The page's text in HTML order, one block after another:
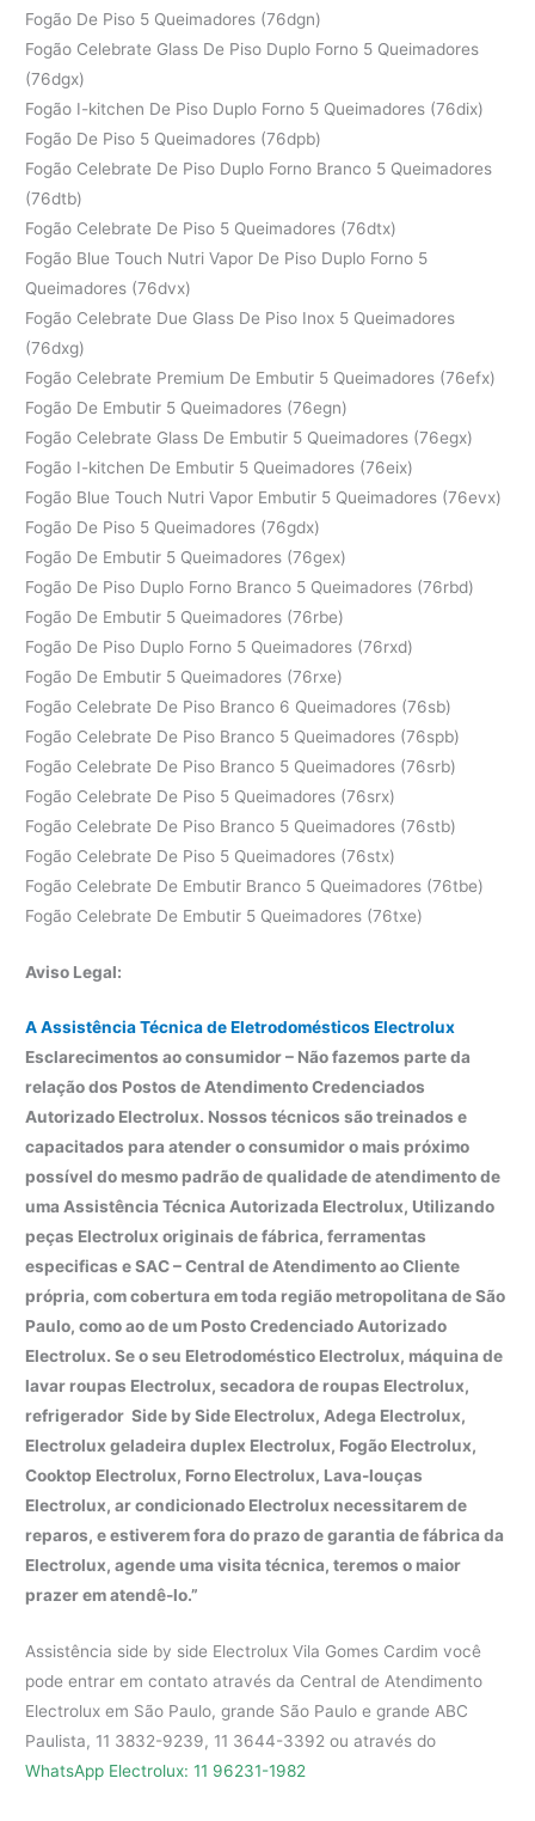
Fogão De Piso 5 Queimadores (76dgn)
Fogão Celebrate Glass De Piso Duplo Forno 5 Queimadores
(76dgx)
Fogão I-kitchen De Piso Duplo Forno 5 Queimadores (76dix)
Fogão De Piso 5 Queimadores (76dpb)
Fogão Celebrate De Piso Duplo Forno Branco 5 Queimadores
(76dtb)
Fogão Celebrate De Piso 5 Queimadores (76dtx)
Fogão Blue Touch Nutri Vapor De Piso Duplo Forno 5
Queimadores (76dvx)
Fogão Celebrate Due Glass De Piso Inox 5 Queimadores
(76dxg)
Fogão Celebrate Premium De Embutir 5 Queimadores (76efx)
Fogão De Embutir 5 Queimadores (76egn)
Fogão Celebrate Glass De Embutir 5 Queimadores (76egx)
Fogão I-kitchen De Embutir 5 Queimadores (76eix)
Fogão Blue Touch Nutri Vapor Embutir 5 Queimadores (76evx)
Fogão De Piso 5 Queimadores (76gdx)
Fogão De Embutir 5 Queimadores (76gex)
Fogão De Piso Duplo Forno Branco 5 Queimadores (76rbd)
Fogão De Embutir 5 Queimadores (76rbe)
Fogão De Piso Duplo Forno 5 Queimadores (76rxd)
Fogão De Embutir 5 Queimadores (76rxe)
Fogão Celebrate De Piso Branco 6 Queimadores (76sb)
Fogão Celebrate De Piso Branco 5 Queimadores (76spb)
Fogão Celebrate De Piso Branco 5 Queimadores (76srb)
Fogão Celebrate De Piso 5 Queimadores (76srx)
Fogão Celebrate De Piso Branco 5 Queimadores (76stb)
Fogão Celebrate De Piso 5 Queimadores (76stx)
Fogão Celebrate De Embutir Branco 5 Queimadores (76tbe)
Fogão Celebrate De Embutir 5 Queimadores (76txe)
Aviso Legal:
A Assistência Técnica de Eletrodomésticos Electrolux
Esclarecimentos ao consumidor – Não fazemos parte da
relação dos Postos de Atendimento Credenciados
Autorizado Electrolux. Nossos técnicos são treinados e
capacitados para atender o consumidor o mais próximo
possível do mesmo padrão de qualidade de atendimento de
uma Assistência Técnica Autorizada Electrolux, Utilizando
peças Electrolux originais de fábrica, ferramentas
especificas e SAC – Central de Atendimento ao Cliente
própria, com cobertura em toda região metropolitana de São
Paulo, como ao de um Posto Credenciado Autorizado
Electrolux. Se o seu Eletrodoméstico Electrolux, máquina de
lavar roupas Electrolux, secadora de roupas Electrolux,
refrigerador Side by Side Electrolux, Adega Electrolux,
Electrolux geladeira duplex Electrolux, Fogão Electrolux,
Cooktop Electrolux, Forno Electrolux, Lava-louças
Electrolux, ar condicionado Electrolux necessitarem de
reparos, e estiverem fora do prazo de garantia de fábrica da
Electrolux, agende uma visita técnica, teremos o maior
prazer em atendê-lo.”
Assistência side by side Electrolux Vila Gomes Cardim você
pode entrar em contato através da Central de Atendimento
Electrolux em São Paulo, grande São Paulo e grande ABC
Paulista, 11 3832-9239, 11 3644-3392 ou através do
WhatsApp Electrolux: 11 96231-1982